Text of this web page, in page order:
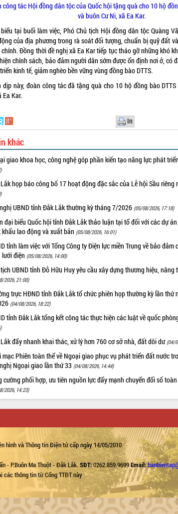
công tác Hội đồng dân tộc của Quốc hội tặng quà cho 10 hộ
và buôn Cư Ni, xã Ea Kar.
tại buổi làm việc, Phó Chủ tịch Hội đồng dân tộc Quàng
của địa phương trong rà soát đối tượng, chuẩn bị quỹ đất
Đồng thời đề nghị xã Ea Kar tiếp tục tháo gỡ những khó
chính sách, bảo đảm người dân sớm được ổn định nơi ở, có
kinh tế, giảm nghèo bền vững vùng đồng bào DTTS.
dịp này, đoàn công tác đã tặng quà cho 10 hộ đồng bào
Ea Kar.
In
khác
giao khoa học, công nghệ góp phần kiến tạo năng lực phát
họp báo công bố 17 hoạt động đặc sắc của Lễ hội Sầu riêng
UBND tỉnh Đắk Lắk thường kỳ tháng 7/2026 (05/08/2026, 17:18)
đại biểu Quốc hội tỉnh Đắk Lắk thảo luận tại tổ đối với các dự
khẩu lao động và xuất bản (05/08/2026, 16:01)
tỉnh làm việc với Tổng Công ty Điện lực miền Trung về bảo
lưới điện (05/08/2026, 14:00)
UBND tỉnh Đỗ Hữu Huy yêu cầu xây dựng thương hiệu, nâng
2026, 21:00)
trực HĐND tỉnh Đắk Lắk tổ chức phiên họp thường kỳ lần thứ
(04/08/2026, 18:22)
tỉnh Đắk Lắk tổng kết công tác thực hiện các luật về quốc
đẩy nhanh khai thác, xử lý hơn 760 cơ sở nhà, đất dôi dư (04/
mạc Phiên toàn thể về Ngoại giao phục vụ phát triển đất nước
Ngoại giao lần thứ 33 (04/08/2026, 14:44)
cường phối hợp, ưu tiên nguồn lực đẩy mạnh chuyển đổi số
2026, 14:23)
hình và Thông tin Điện tử cấp ngày 14/05/2010
- P.Buôn Ma Thuột - Đắk Lắk.SĐT:0262.859.9699Email:
các thông tin từ Cổng TTĐT này